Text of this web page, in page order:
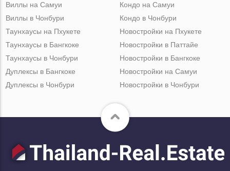
Виллы на Самуи
Виллы в Чонбури
Кондо на Самуи
Кондо в Чонбури
Таунхаусы на Пхукете
Таунхаусы в Бангкоке
Таунхаусы в Чонбури
Дуплексы в Бангкоке
Дуплексы в Чонбури
Новостройки на Пхукете
Новостройки в Паттайе
Новостройки в Бангкоке
Новостройки на Самуи
Новостройки в Чонбури